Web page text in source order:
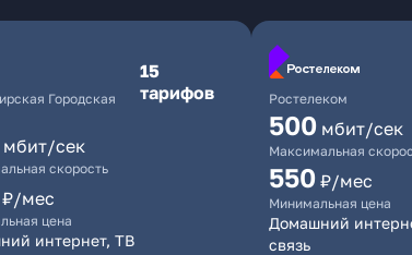
Городская
15
тарифов
мбит/сек
скорость
₽/мес
цена
интернет, ТВ
Ростелеком
500 мбит/сек
Максимальная
550 ₽/мес
Минимальная цена
Домашний
связь